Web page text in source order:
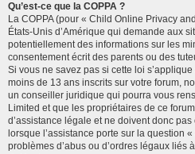
Qu’est-ce que la COPPA ?
La COPPA (pour « Child Online Privacy
États-Unis d’Amérique qui demande aux
potentiellement des informations sur les
consentement écrit des parents ou des
Si vous ne savez pas si cette loi
moins de 13 ans inscrits sur votre forum,
un conseiller juridique qui pourra vous
Limited et que les propriétaires de ce
d’assistance légale et ne doivent donc
lorsque l’assistance porte sur la question
problèmes d’abus ou d’ordres légaux liés